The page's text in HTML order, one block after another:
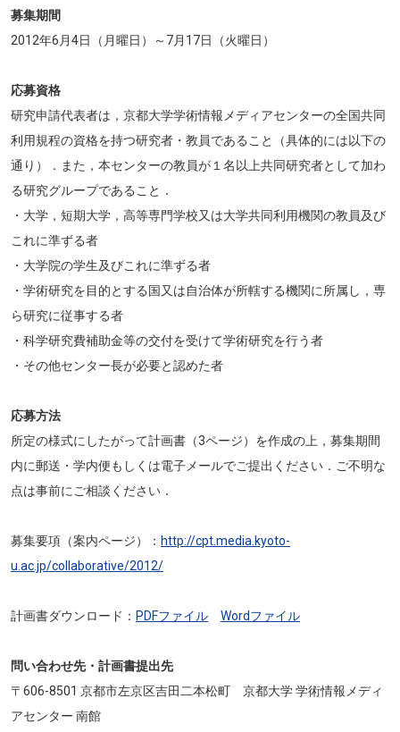
募集期間
2012年6月4日（月曜日）～7月17日（火曜日）
応募資格
研究申請代表者は，京都大学学術情報メディアセンターの全国共同
利用規程の資格を持つ研究者・教員であること（具体的には以下の
通り）．また，本センターの教員が１名以上共同研究者として加わ
る研究グループであること．
・大学，短期大学，高等専門学校又は大学共同利用機関の教員及び
これに準ずる者
・大学院の学生及びこれに準ずる者
・学術研究を目的とする国又は自治体が所轄する機関に所属し，専
ら研究に従事する者
・科学研究費補助金等の交付を受けて学術研究を行う者
・その他センター長が必要と認めた者
応募方法
所定の様式にしたがって計画書（3ページ）を作成の上，募集期間
内に郵送・学内便もしくは電子メールでご提出ください．ご不明な
点は事前にご相談ください．
募集要項（案内ページ）： http://cpt.media.kyoto-
u.ac.jp/collaborative/2012/
計画書ダウンロード： PDFファイル Wordファイル
問い合わせ先・計画書提出先
〒606-8501 京都市左京区吉田二本松町 京都大学 学術情報メディ
アセンター 南館